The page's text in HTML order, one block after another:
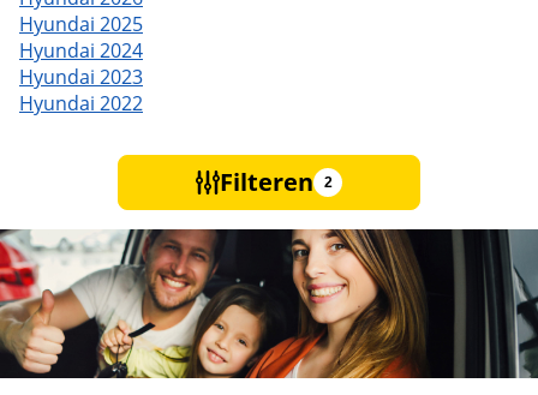
Hyundai 2025
Hyundai 2024
Hyundai 2023
Hyundai 2022
Filteren 2